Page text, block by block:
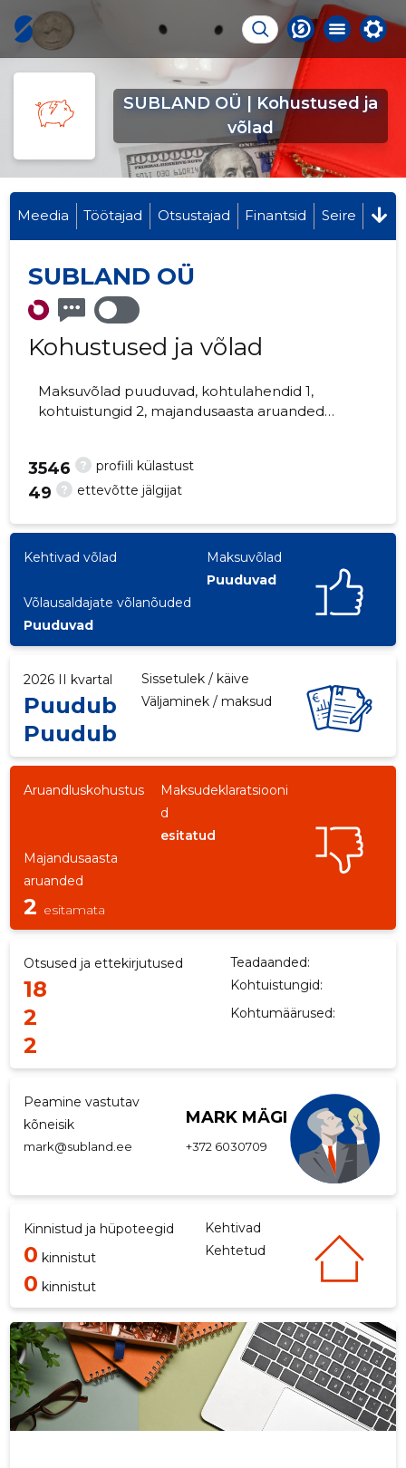
SUBLAND OÜ | Kohustused ja
võlad
Meedia Töötajad Otsustajad Finantsid Seire
SUBLAND OÜ
Kohustused ja võlad
Maksuvõlad puuduvad, kohtulahendid 1,
kohtuistungid 2, majandusaasta aruanded
? profiili külastust
3546
? ettevõtte jälgijat
49
Kehtivad võlad
Maksuvõlad
Puuduvad
Võlausaldajate võlanõuded
Puuduvad
2026 II kvartal Sissetulek / käive
Puudub Väljaminek / maksud
Puudub
Aruandluskohustus
Maksudeklaratsiooni
d
esitatud
Majandusaasta
aruanded
2 esitamata
Otsused ja ettekirjutused Teadaanded:
18 Kohtuistungid:
2 Kohtumäärused:
2
Peamine vastutav
kõneisik
MARK MÄGI
mark@subland.ee +372 6030709
Kinnistud ja hüpoteegid Kehtivad
0 kinnistut Kehtetud
0 kinnistut